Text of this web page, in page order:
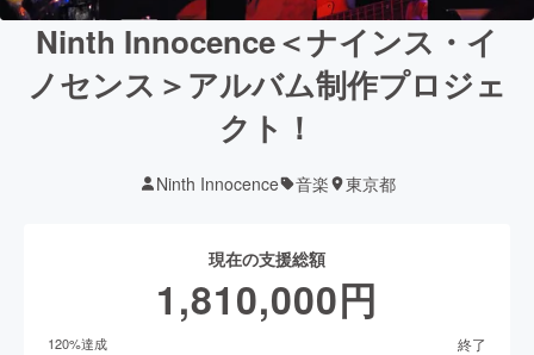
Ninth Innocence＜ナインス・イ
ノセンス＞アルバム制作プロジェ
クト！
Ninth Innocence 音楽 東京都
現在の支援総額
1,810,000円
120%達成 終了